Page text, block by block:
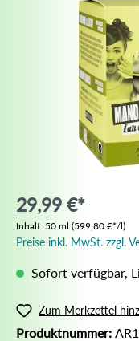
29,99 €*
Inhalt: 50 ml (599,80 €*/l)
Preise inkl. MwSt. zzgl.
Sofort verfügbar,
Zum Merkzettel
Produktnummer: